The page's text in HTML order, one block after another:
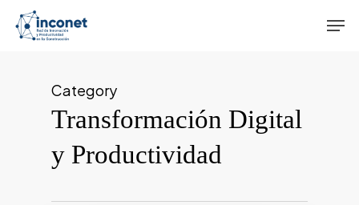
main
Category
Transformación Digital
y Productividad